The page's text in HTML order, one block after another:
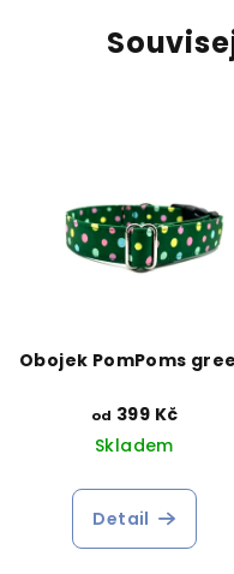
Obojek PomPoms
od 399 Kč
Skladem
Detail